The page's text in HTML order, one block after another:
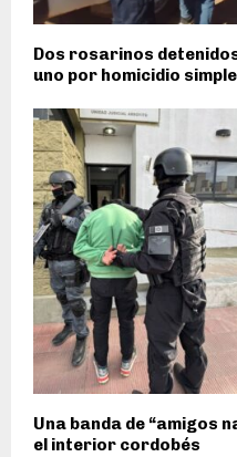
Dos rosarinos
uno por homicidio
Una banda de “amigos
el interior cordobés